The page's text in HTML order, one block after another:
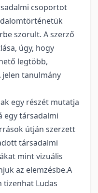
csoportot
szorult. A szerző
úgy, hogy
legtöbb,
tanulmány
egy részét mutatja
egy társadalmi
útján szerzett
társadalmi
mint vizuális
az elemzésbe.A
tizenhat Ludas